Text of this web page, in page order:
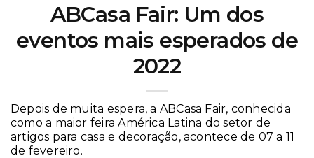
ABCasa Fair: Um dos
eventos mais esperados de
2022
Depois de muita espera, a ABCasa Fair, conhecida
como a maior feira América Latina do setor de
artigos para casa e decoração, acontece de 07 a 11
de fevereiro.